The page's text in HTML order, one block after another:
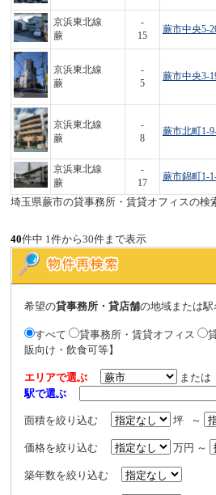
京浜東北線
蕨
-
15
蕨市中央5-
京浜東北線
蕨
-
5
蕨市中央3-
京浜東北線
蕨
-
8
蕨市北町1-
京浜東北線
蕨
-
17
蕨市錦町1-
埼玉県蕨市の貸事務所・賃貸オフィスの検
40件中 1件から30件まで表示
希望の貸事務所・貸店舗の地域または駅
すべて 貸事務所・賃貸オフィス
販向け・飲食可等】
エリアで選ぶ
または
駅で選ぶ
面積を絞り込む 坪 ～
価格を絞り込む 万円 ～
築年数を絞り込む